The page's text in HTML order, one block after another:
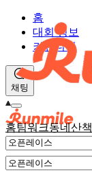
홈팀워크동네산책
홈
대회 정보
커뮤니티
채팅